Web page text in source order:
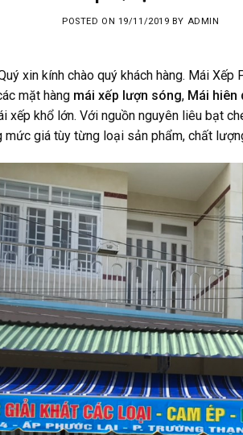
POSTED ON 19/11/2019 BY ADMIN
xin kính chào quý khách hàng. Mái Xếp
mặt hàng mái xếp lượn sóng, Mái hiên
xếp khổ lớn. Với nguồn nguyên liêu bạt
giá tùy từng loại sản phẩm, chất